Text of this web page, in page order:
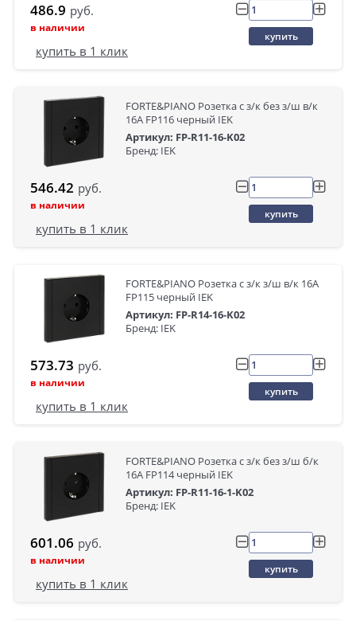
486.9 руб.
в наличии
купить
купить в 1 клик
FORTE&PIANO Розетка с з/к без з/ш в/к
16А FP116 черный IEK
Артикул: FP-R11-16-K02
Бренд: IEK
546.42 руб.
в наличии
купить
купить в 1 клик
FORTE&PIANO Розетка с з/к з/ш в/к 16А
FP115 черный IEK
Артикул: FP-R14-16-K02
Бренд: IEK
573.73 руб.
в наличии
купить
купить в 1 клик
FORTE&PIANO Розетка с з/к без з/ш б/к
16А FP114 черный IEK
Артикул: FP-R11-16-1-K02
Бренд: IEK
601.06 руб.
в наличии
купить
купить в 1 клик